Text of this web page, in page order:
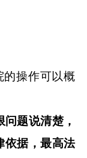
操作可以概
问题说清楚，
依据，最高法